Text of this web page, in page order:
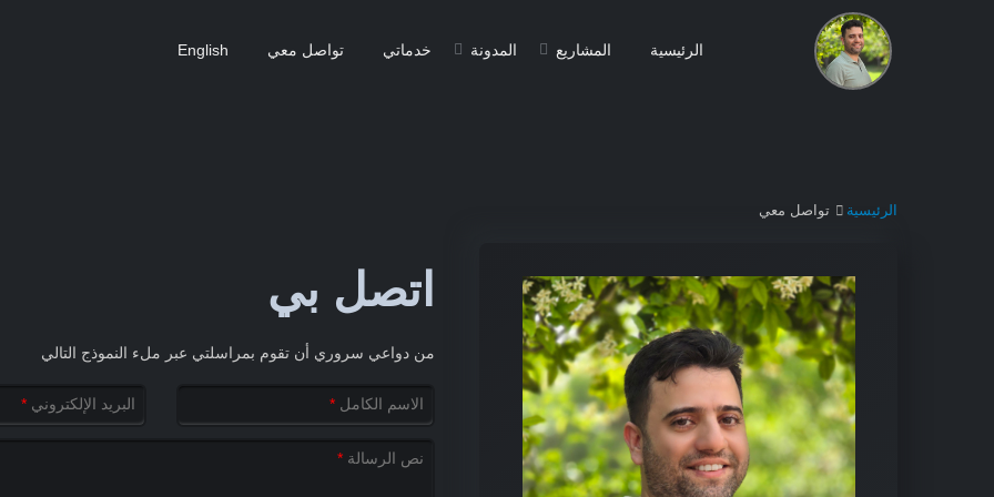
الرئيسية المشاريع المدونة خدماتي تواصل معي English
الرئيسية تواصل معي
اتصل بي
من دواعي سروري أن تقوم بمراسلتي عبر ملء النموذج التالي
الاسم الكامل * البريد الإلكتروني *
نص الرسالة *